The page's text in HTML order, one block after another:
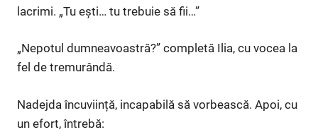
lacrimi. „Tu ești… tu trebuie să fii…”
„Nepotul dumneavoastră?” completă Ilia, cu vocea la
fel de tremurândă.
Nadejda încuviință, incapabilă să vorbească. Apoi, cu
un efort, întrebă: